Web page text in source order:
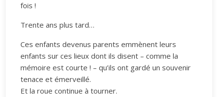
fois !
Trente ans plus tard…
Ces enfants devenus parents emmènent leurs
enfants sur ces lieux dont ils disent – comme la
mémoire est courte ! – qu’ils ont gardé un souvenir
tenace et émerveillé.
Et la roue continue à tourner.